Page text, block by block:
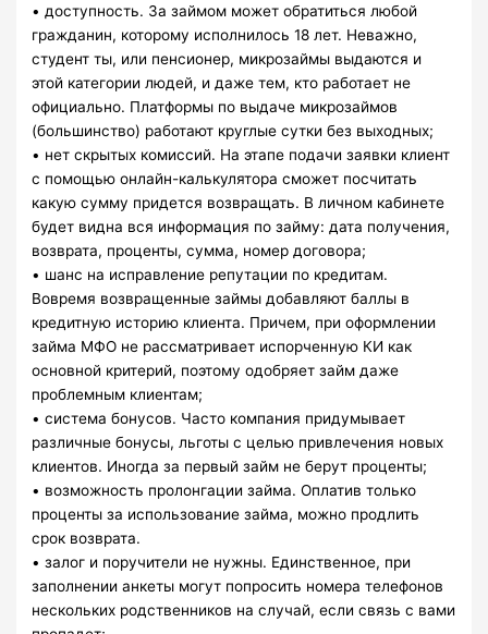
• доступность. За займом может обратиться любой
гражданин, которому исполнилось 18 лет. Неважно,
студент ты, или пенсионер, микрозаймы выдаются и
этой категории людей, и даже тем, кто работает не
официально. Платформы по выдаче микрозаймов
(большинство) работают круглые сутки без выходных;
• нет скрытых комиссий. На этапе подачи заявки клиент
с помощью онлайн-калькулятора сможет посчитать
какую сумму придется возвращать. В личном кабинете
будет видна вся информация по займу: дата получения,
возврата, проценты, сумма, номер договора;
• шанс на исправление репутации по кредитам.
Вовремя возвращенные займы добавляют баллы в
кредитную историю клиента. Причем, при оформлении
займа МФО не рассматривает испорченную КИ как
основной критерий, поэтому одобряет займ даже
проблемным клиентам;
• система бонусов. Часто компания придумывает
различные бонусы, льготы с целью привлечения новых
клиентов. Иногда за первый займ не берут проценты;
• возможность пролонгации займа. Оплатив только
проценты за использование займа, можно продлить
срок возврата.
• залог и поручители не нужны. Единственное, при
заполнении анкеты могут попросить номера телефонов
нескольких родственников на случай, если связь с вами